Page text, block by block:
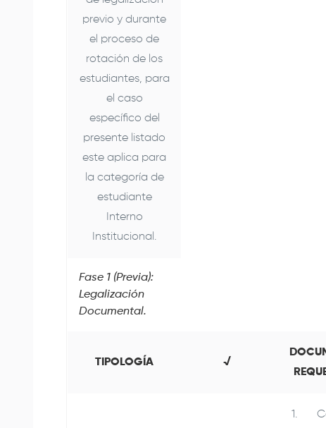
previo y durante
el proceso de
rotación de los
estudiantes, para
el caso
específico del
presente listado
este aplica para
la categoría de
estudiante
Interno
Institucional.
Fase 1 (Previa):
Legalización
Documental.
TIPOLOGÍA √
1.